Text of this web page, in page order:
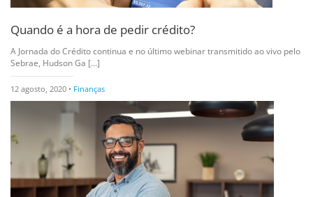
Quando é a hora de pedir crédito?
A Jornada do Crédito continua e no último webinar transmitido ao vivo pelo
Sebrae, Hudson Ga [...]
12 agosto, 2020 • Finanças